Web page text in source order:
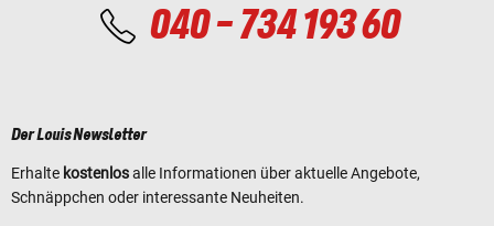
040 - 734 193 60
Der Louis Newsletter
Erhalte kostenlosalle Informationen über aktuelle Angebote,
Schnäppchen oder interessante Neuheiten.